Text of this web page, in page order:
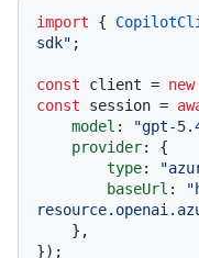
import {
sdk" ;
const client = new
const session =
model : "gpt-
provider: {
type:
baseUrl :